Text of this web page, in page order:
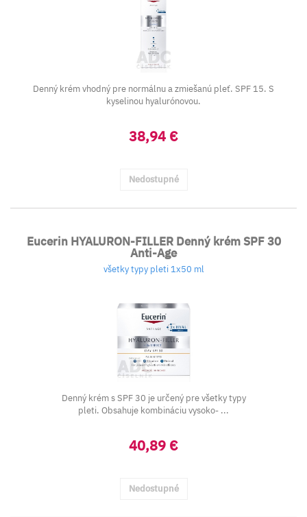
Denný krém vhodný pre normálnu a zmiešanú pleť. SPF 15. S
kyselinou hyalurónovou.
38,94 €
Nedostupné
Eucerin HYALURON-FILLER Denný krém SPF 30
Anti-Age
všetky typy pleti 1x50 ml
Denný krém s SPF 30 je určený pre všetky typy
pleti. Obsahuje kombináciu vysoko- ...
40,89 €
Nedostupné